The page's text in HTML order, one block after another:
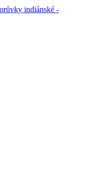
indiánské -